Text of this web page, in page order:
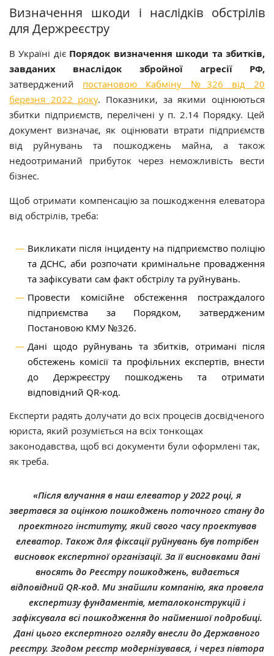
Визначення шкоди і наслідків обстрілів
для Держреєстру
В Україні дієПорядок визначення шкоди та збитків,
завданих внаслідок збройної агресії РФ,
затверджений постановою Кабміну №326 від 20
березня 2022 року. Показники, за якими оцінюються
збитки підприємств, перелічені у п. 2.14 Порядку. Цей
документ визначає, як оцінювати втрати підприємств
від руйнувань та пошкоджень майна, а також
недоотриманий прибуток через неможливість вести
бізнес.
Щоб отримати компенсацію за пошкодження елеватора
від обстрілів, треба:
Викликати після інциденту на підприємство поліцію
та ДСНС, аби розпочати кримінальне провадження
та зафіксувати сам факт обстрілу та руйнувань.
Провести комісійне обстеження постраждалого
підприємства за Порядком, затвердженим
Постановою КМУ №326.
Дані щодо руйнувань та збитків, отримані після
обстежень комісії та профільних експертів, внести
до Держреєстру пошкоджень та отримати
відповідний QR-код.
Експерти радять долучати до всіх процесів досвідченого
юриста, який розуміється на всіх тонкощах
законодавства, щоб всі документи були оформлені так,
як треба.
«Після влучання в наш елеватор у 2022 році, я
звертався за оцінкою пошкоджень поточного стану до
проектного інституту, який свого часу проектував
елеватор. Також для фіксації руйнувань був потрібен
висновок експертної організації. За її висновками дані
вносять до Реєстру пошкоджень, видається
відповідний QR-код. Ми знайшли компанію, яка провела
експертизу фундаментів, металоконструкцій і
зафіксувала всі пошкодження до найменшої подробиці.
Дані цього експертного огляду внесли до Державного
реєстру. Згодом реєстр модернізувався, і через півтора